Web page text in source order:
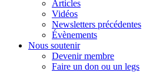
Articles
Vidéos
Newsletters précédentes
Évènements
Nous soutenir
Devenir membre
Faire un don ou un legs